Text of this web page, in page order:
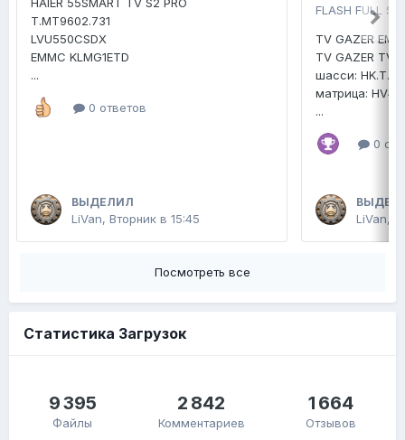
HAIER 55SMART TV S2 PRO
T.MT9602.731
LVU550CSDX
EMMC KLMG1ETD
...
0 ответов
ВЫДЕЛИЛ
LiVan, Вторник в 15:45
FLASH FULL
TV GAZER
TV GAZER
шасси:
матрица:
...
0
LiVan,
Посмотреть все
Статистика Загрузок
9 395
Файлы
2 842
Комментариев
1 664
Отзывов